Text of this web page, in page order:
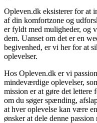
Opleven.dk eksisterer for at
af din komfortzone og
er fyldt med muligheder, og
dem. Uanset om det er en
begivenhed, er vi her for at
oplevelser.
Hos Opleven.dk er vi
mindeværdige oplevelser,
mission er at gøre det lettere
om du søger spænding,
at hver oplevelse kan være
ønsker at dele denne passion